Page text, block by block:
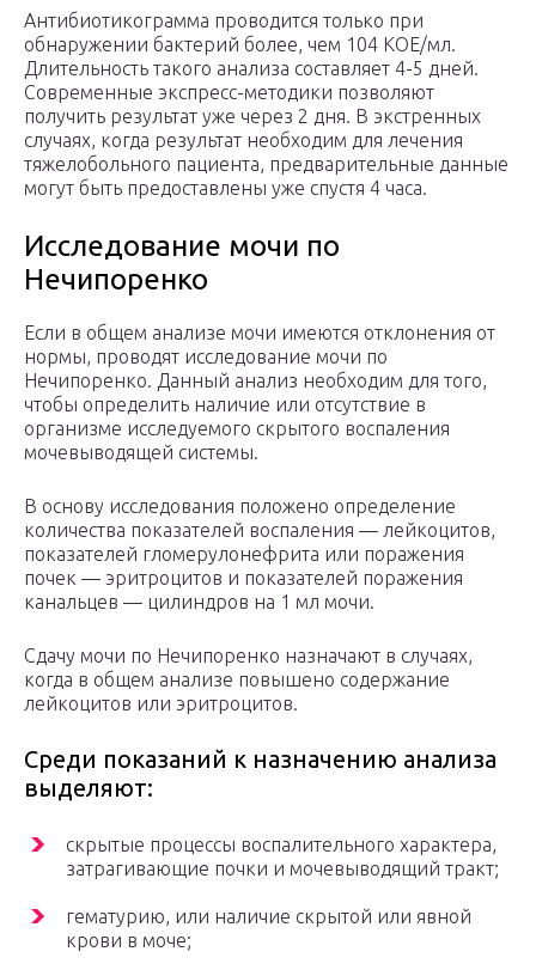
Антибиотикограмма проводится только при
обнаружении бактерий более, чем 104 КОЕ/мл.
Длительность такого анализа составляет 4-5 дней.
Современные экспресс-методики позволяют
получить результат уже через 2 дня. В экстренных
случаях, когда результат необходим для лечения
тяжелобольного пациента, предварительные данные
могут быть предоставлены уже спустя 4 часа.
Исследование мочи по
Нечипоренко
Если в общем анализе мочи имеются отклонения от
нормы, проводят исследование мочи по
Нечипоренко. Данный анализ необходим для того,
чтобы определить наличие или отсутствие в
организме исследуемого скрытого воспаления
мочевыводящей системы.
В основу исследования положено определение
количества показателей воспаления — лейкоцитов,
показателей гломерулонефрита или поражения
почек — эритроцитов и показателей поражения
канальцев — цилиндров на 1 мл мочи.
Сдачу мочи по Нечипоренко назначают в случаях,
когда в общем анализе повышено содержание
лейкоцитов или эритроцитов.
Среди показаний к назначению анализа
выделяют:
скрытые процессы воспалительного характера,
затрагивающие почки и мочевыводящий тракт;
гематурию, или наличие скрытой или явной
крови в моче;